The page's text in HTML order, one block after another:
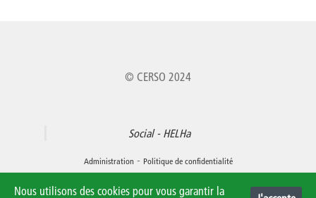
© CERSO 2024
Social - HELHa
Administration - Politique de confidentialité
Nous utilisons des cookies pour vous garantir la